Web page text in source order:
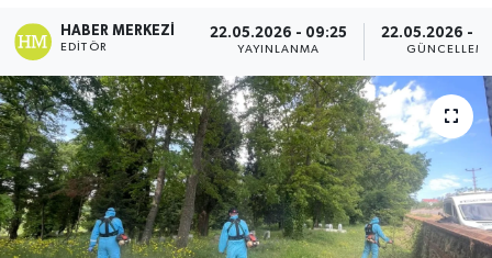
HABER MERKEZI
EDITÖR
22.05.2026 - 09:25
YAYINLANMA
22.05.2026 -